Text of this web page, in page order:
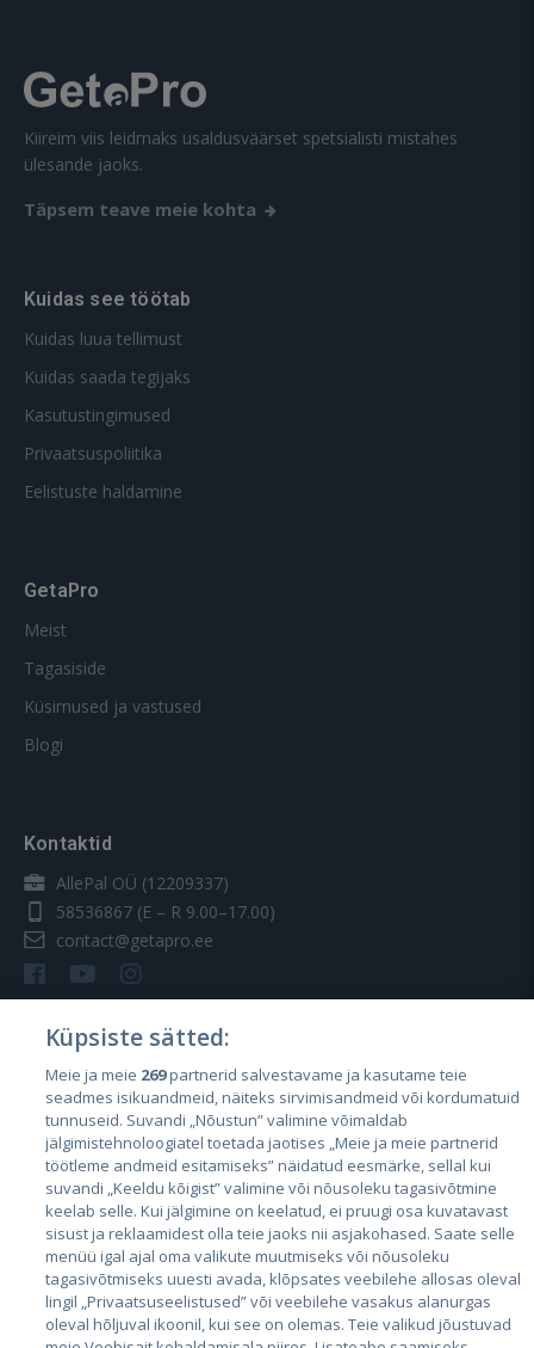
Kiireim viis leidmaks usaldusväärset spetsialisti mistahes
ülesande jaoks.
Täpsem teave meie kohta
Kuidas see töötab
Kuidas luua tellimust
Kuidas saada tegijaks
Kasutustingimused
Privaatsuspoliitika
Eelistuste haldamine
GetaPro
Meist
Tagasiside
Küsimused ja vastused
Blogi
Kontaktid
AllePal OÜ (12209337)
58536867 (E – R 9.00–17.00)
contact@getapro.ee
Riigid
Eesti
Läti
Leedu
Küpsiste sätted:
Meie ja meie 269partnerid salvestavame ja kasutame teie
seadmes isikuandmeid, näiteks sirvimisandmeid või kordumatuid
tunnuseid. Suvandi „Nõustun” valimine võimaldab
jälgimistehnoloogiatel toetada jaotises „Meie ja meie partnerid
töötleme andmeid esitamiseks” näidatud eesmärke, sellal kui
suvandi „Keeldu kõigist” valimine või nõusoleku tagasivõtmine
keelab selle. Kui jälgimine on keelatud, ei pruugi osa kuvatavast
sisust ja reklaamidest olla teie jaoks nii asjakohased. Saate selle
menüü igal ajal oma valikute muutmiseks või nõusoleku
tagasivõtmiseks uuesti avada, klõpsates veebilehe allosas oleval
lingil „Privaatsuseelistused” või veebilehe vasakus alanurgas
oleval hõljuval ikoonil, kui see on olemas. Teie valikud jõustuvad